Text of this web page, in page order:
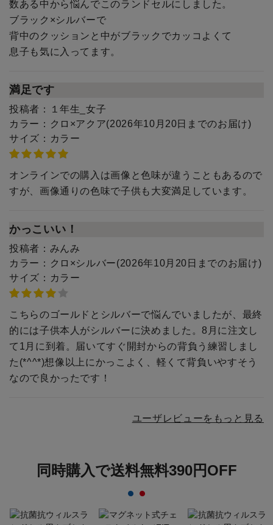
数ある中から悩んでこのランドセルにしました。
ブラック×シルバーで
背中のクッションと中がブラックでカッコよくて
息子も気に入ってます。
満足です
投稿者：
１年生_女子
カラー： クロ×アクア(2026年10月20日までのお届け)
サイズ： カラー
オンラインでの購入は画像と色味が違うこともあるので
すが、画像通りの色味で子供も大変満足しています。
かっこいい！
投稿者： みんみ
カラー： クロ×シルバー(2026年10月20日までのお届け)
サイズ： カラー
こちらのゴールドとシルバーで悩んでいましたが、最終
的には子供本人がシルバーに決めました。8月に注文し
て1月に到着。届いてすぐ開封からの背負う練習しまし
た(*^^*)想像以上にかっこよく、軽くて背負いやすそう
なので良かったです！
ユーザレビューをもっと見る
同時購入で送料無料390円OFF